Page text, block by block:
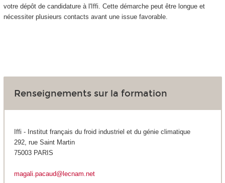
votre dépôt de candidature à l'Iffi. Cette démarche peut être longue et
nécessiter plusieurs contacts avant une issue favorable.
Renseignements sur la formation
Iffi - Institut français du froid industriel et du génie climatique
292, rue Saint Martin
75003 PARIS
magali.pacaud@lecnam.net